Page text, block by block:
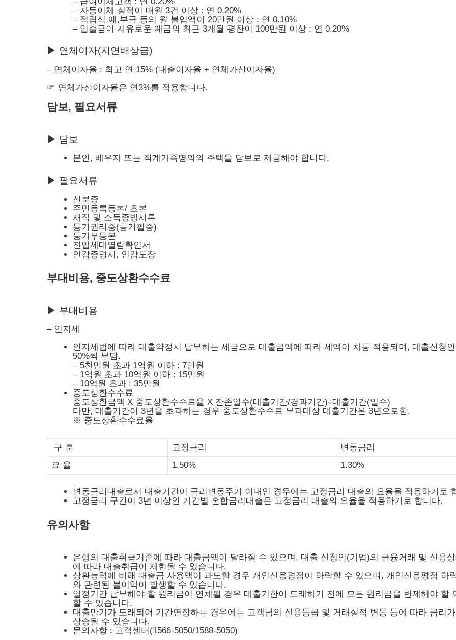
– 자동이체 실적이 매월 3건 이상 : 연 0.20%
– 적립식 예,부금 등의 월 불입액이 20만원 이상 : 연 0.10%
– 입출금이 자유로운 예금의 최근 3개월 평잔이 100만원 이상 : 연 0.20%
▶ 연체이자(지연배상금)
– 연체이자율 : 최고 연 15% (대출이자율 + 연체가산이자율)
☞ 연체가산이자율은 연3%를 적용합니다.
담보, 필요서류
▶ 담보
본인, 배우자 또는 직계가족명의의 주택을 담보로 제공해야 합니다.
▶ 필요서류
신분증
주민등록등본/ 초본
재직 및 소득증빙서류
등기권리증(등기필증)
등기부등본
전입세대열람확인서
인감증명서, 인감도장
부대비용, 중도상환수수료
▶ 부대비용
– 인지세
인지세법에 따라 대출약정시 납부하는 세금으로 대출금액에 따라 세액이 차등 적용되며, 대출신청
50%씩 부담.
– 5천만원 초과 1억원 이하 : 7만원
– 1억원 초과 10억원 이하 : 15만원
– 10억원 초과 : 35만원
중도상환수수료
중도상환금액 X 중도상환수수료율 X 잔존일수(대출기간/경과기간)÷대출기간(일수)
다만, 대출기간이 3년을 초과하는 경우 중도상환수수료 부과대상 대출기간은 3년으로함.
※ 중도상환수수료율
구 분 고정금리
변동금리
요 율
1.50% 1.30%
변동금리대출로서 대출기간이 금리변동주기 이내인 경우에는 고정금리 대출의 요율을 적용하기로
고정금리 구간이 3년 이상인 기간별 혼합금리대출은 고정금리 대출의 요율을 적용하기로 합니다.
유의사항
은행의 대출취급기준에 따라 대출금액이 달라질 수 있으며, 대출 신청인(기업)의 금융거래 및 신용
에 따라 대출취급이 제한될 수 있습니다.
상환능력에 비해 대출금 사용액이 과도할 경우 개인신용평점이 하락할 수 있으며, 개인신용평점 하
와 관련된 불이익이 발생할 수 있습니다.
일정기간 납부해야 할 원리금이 연체될 경우 대출기한이 도래하기 전에 모든 원리금을 변제해야 할
할 수 있습니다.
대출만기가 도래되어 기간연장하는 경우에는 고객님의 신용등급 및 거래실적 변동 등에 따라 금리
상승될 수 있습니다.
문의사항 : 고객센터(1566-5050/1588-5050)